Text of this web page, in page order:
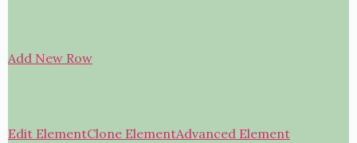
Add New Row
Edit ElementClone ElementAdvanced Element